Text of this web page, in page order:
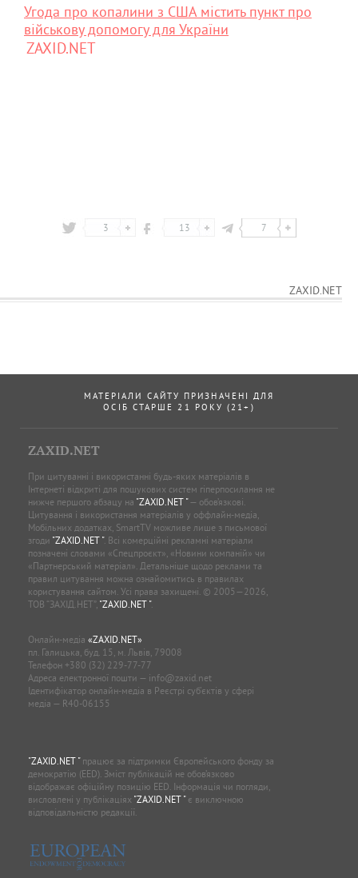
Угода про копалини з США містить пункт про
військову допомогу для України
ZAXID.NET
3 13 7
ZAXID.NET
МАТЕРІАЛИ САЙТУ ПРИЗНАЧЕНІ ДЛЯ
ОСІБ СТАРШЕ 21 РОКУ (21+)
ZAXID.NET
При цитуванні і використанні будь-яких матеріалів в
Інтернеті відкриті для пошукових систем гіперпосилання не
нижче першого абзацу на "ZAXID.NET "— обов’язкові.
Цитування і використання матеріалів у оффлайн-медіа,
Мобільних додатках, SmartTV можливе лише з письмової
згоди "ZAXID.NET ". Всі комерційні рекламні матеріали
позначені словами «Спецпроєкт», «Новини компаній» чи
«Партнерський матеріал». Детальніше щодо реклами та
правил цитування можна ознайомитись в правилах
користування сайтом. Усі права захищені. © 2005—2026,
ТОВ “ЗАХІД.НЕТ”, "ZAXID.NET ".
Онлайн-медіа «ZAXID.NET»
пл. Галицька, буд. 15, м. Львів, 79008
Телефон +380 (32) 229-77-77
Адреса електронної пошти — info@zaxid.net
Ідентифікатор онлайн-медіа в Реєстрі суб'єктів у сфері
медіа — R40-06155
"ZAXID.NET "працює за підтримки Європейського фонду за
демократію (EED). Зміст публікацій не обов’язково
відображає офіційну позицію EED. Інформація чи погляди,
висловлені у публікаціях "ZAXID.NET "є виключною
відповідальністю редакції.